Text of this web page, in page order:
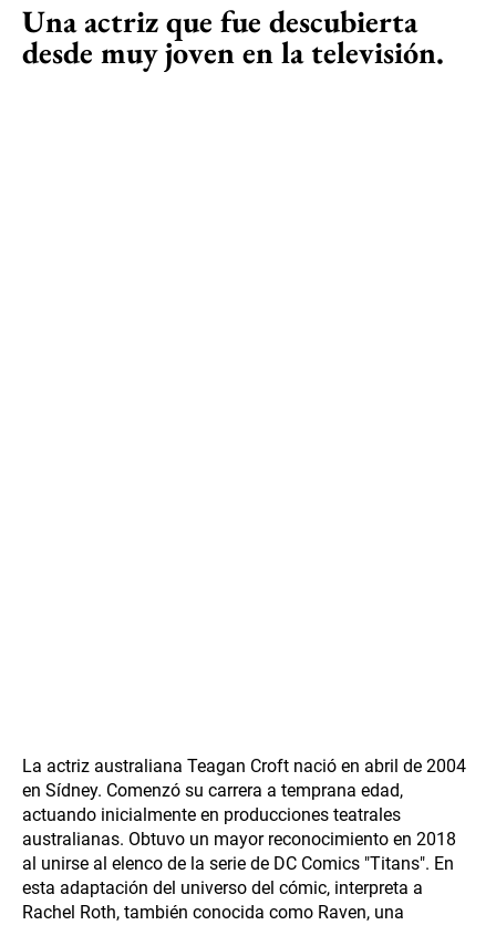
Una actriz que fue descubierta
desde muy joven en la televisión.
La actriz australiana Teagan Croft nació en abril de 2004
en Sídney. Comenzó su carrera a temprana edad,
actuando inicialmente en producciones teatrales
australianas. Obtuvo un mayor reconocimiento en 2018
al unirse al elenco de la serie de DC Comics "Titans". En
esta adaptación del universo del cómic, interpreta a
Rachel Roth, también conocida como Raven, una